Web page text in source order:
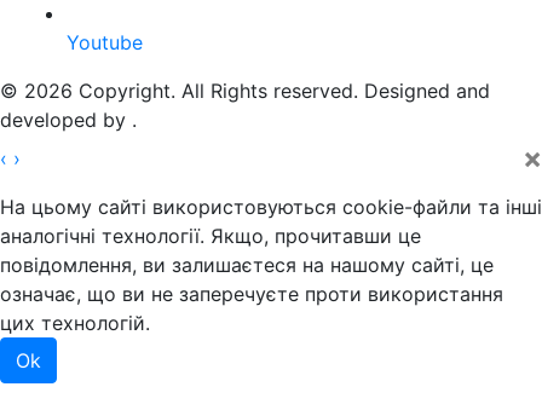
Youtube
© 2026 Copyright. All Rights reserved. Designed and
developed by .
‹ › ×
На цьому сайті використовуються cookie-файли та інші
аналогічні технології. Якщо, прочитавши це
повідомлення, ви залишаєтеся на нашому сайті, це
означає, що ви не заперечуєте проти використання
цих технологій.
Ok